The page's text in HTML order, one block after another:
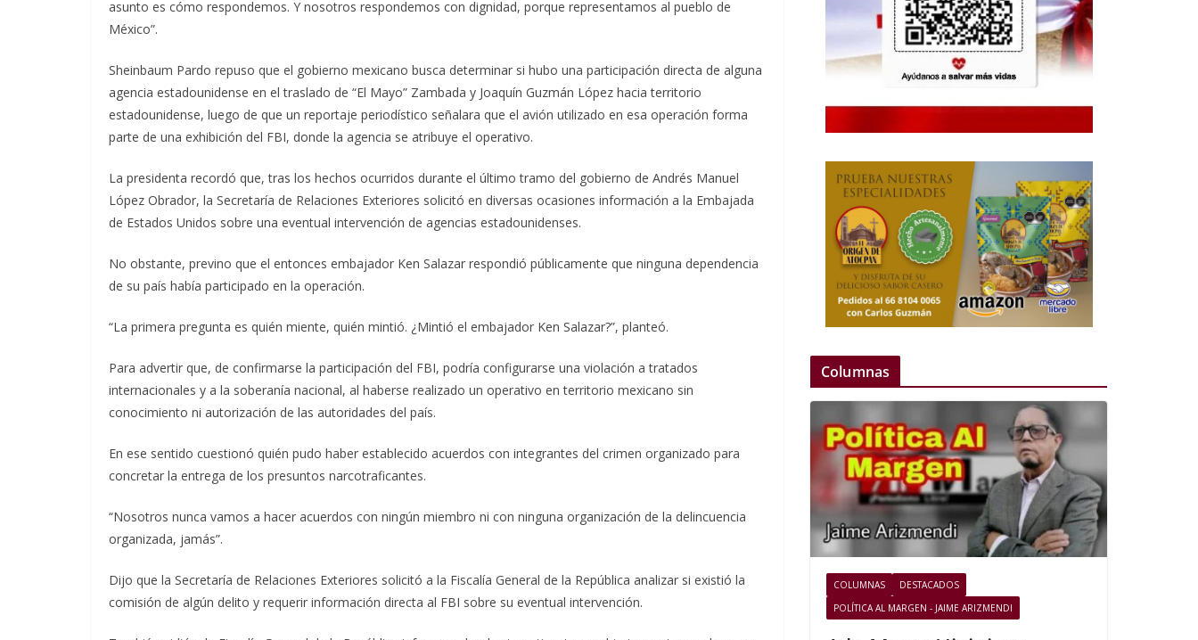
asunto es cómo respondemos. Y nosotros respondemos con dignidad, porque representamos al pueblo de
México”.
Sheinbaum Pardo repuso que el gobierno mexicano busca determinar si hubo una participación directa de alguna
agencia estadounidense en el traslado de “El Mayo” Zambada y Joaquín Guzmán López hacia territorio
estadounidense, luego de que un reportaje periodístico señalara que el avión utilizado en esa operación forma
parte de una exhibición del FBI, donde la agencia se atribuye el operativo.
La presidenta recordó que, tras los hechos ocurridos durante el último tramo del gobierno de Andrés Manuel
López Obrador, la Secretaría de Relaciones Exteriores solicitó en diversas ocasiones información a la Embajada
de Estados Unidos sobre una eventual intervención de agencias estadounidenses.
No obstante, previno que el entonces embajador Ken Salazar respondió públicamente que ninguna dependencia
de su país había participado en la operación.
“La primera pregunta es quién miente, quién mintió. ¿Mintió el embajador Ken Salazar?”, planteó.
Para advertir que, de confirmarse la participación del FBI, podría configurarse una violación a tratados
internacionales y a la soberanía nacional, al haberse realizado un operativo en territorio mexicano sin
conocimiento ni autorización de las autoridades del país.
En ese sentido cuestionó quién pudo haber establecido acuerdos con integrantes del crimen organizado para
concretar la entrega de los presuntos narcotraficantes.
“Nosotros nunca vamos a hacer acuerdos con ningún miembro ni con ninguna organización de la delincuencia
organizada, jamás”.
Dijo que la Secretaría de Relaciones Exteriores solicitó a la Fiscalía General de la República analizar si existió la
comisión de algún delito y requerir información directa al FBI sobre su eventual intervención.
Columnas
COLUMNAS
DESTACADOS
POLÍTICA AL MARGEN - JAIME ARIZMENDI